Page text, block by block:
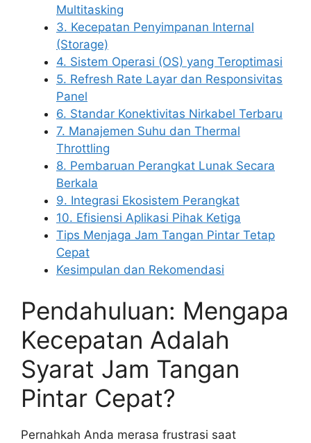
Multitasking
3. Kecepatan Penyimpanan Internal
(Storage)
4. Sistem Operasi (OS) yang Teroptimasi
5. Refresh Rate Layar dan Responsivitas
Panel
6. Standar Konektivitas Nirkabel Terbaru
7. Manajemen Suhu dan Thermal
Throttling
8. Pembaruan Perangkat Lunak Secara
Berkala
9. Integrasi Ekosistem Perangkat
10. Efisiensi Aplikasi Pihak Ketiga
Tips Menjaga Jam Tangan Pintar Tetap
Cepat
Kesimpulan dan Rekomendasi
Pendahuluan: Mengapa
Kecepatan Adalah
Syarat Jam Tangan
Pintar Cepat?
Pernahkah Anda merasa frustrasi saat